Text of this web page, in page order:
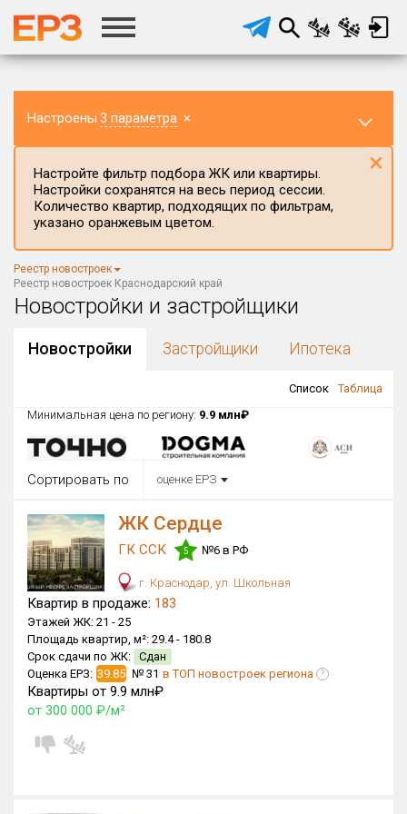
Настроены 3 параметра ×
Краснодарский край
Район в регионе
Все
Район в городе
Цена
от
Общая площадь, м²
от
Срок сдачи
от Сдан в 2016 до
Вид объекта
×ДАП
Настройте фильтр подбора ЖК или квартиры.
Настройки сохранятся на весь период сессии.
Количество квартир, подходящих по фильтрам,
указано оранжевым цветом.
×
Реестр новостроек
Реестр новостроек Краснодарский край
Новостройки и застройщики
Новостройки Застройщики Ипотека
Список
Таблица
Минимальная цена по региону: 9.9 млн₽
Сортировать по оценке ЕРЗ
ЖК Сердце
ГК ССК 5 №6 в РФ
г. Краснодар, ул. Школьная
Квартир в продаже: 183
Этажей ЖК: 21 - 25
Площадь квартир, м²: 29.4 - 180.8
Срок сдачи по ЖК: Сдан
Оценка ЕРЗ: 39.85 № 31 в ТОП новостроек региона ?
Квартиры от 9.9 млн₽
от 300 000 ₽/м²